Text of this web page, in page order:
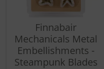
Finnabair
Mechanicals Metal
Embellishments -
Steampunk Blades